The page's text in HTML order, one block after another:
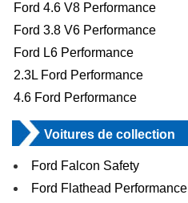
Ford 4.6 V8 Performance
Ford 3.8 V6 Performance
Ford L6 Performance
2.3L Ford Performance
4.6 Ford Performance
Voitures de collection
Ford Falcon Safety
Ford Flathead Performance